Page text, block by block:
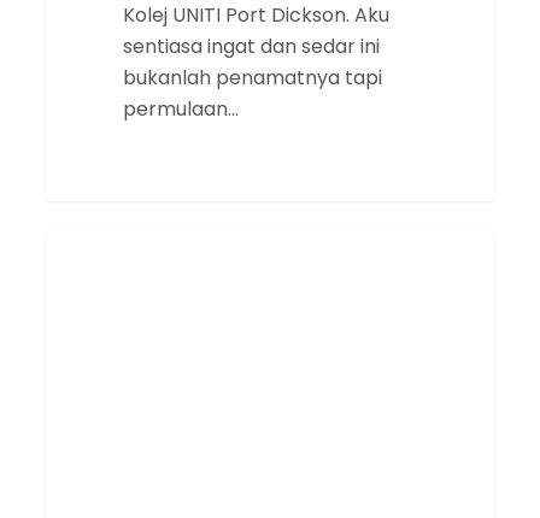
Kolej UNITI Port Dickson. Aku
sentiasa ingat dan sedar ini
bukanlah penamatnya tapi
permulaan…